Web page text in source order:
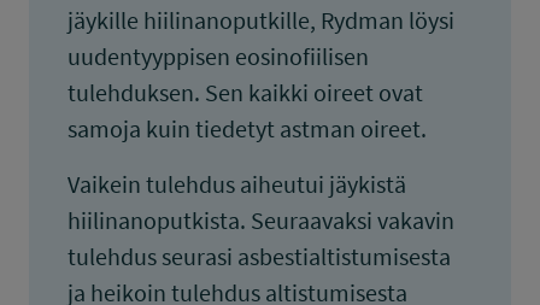
jäykille hiilinanoputkille, Rydman löysi
uudentyyppisen eosinofiilisen
tulehduksen. Sen kaikki oireet ovat
samoja kuin tiedetyt astman oireet.
Vaikein tulehdus aiheutui jäykistä
hiilinanoputkista. Seuraavaksi vakavin
tulehdus seurasi asbestialtistumisesta
ja heikoin tulehdus altistumisesta